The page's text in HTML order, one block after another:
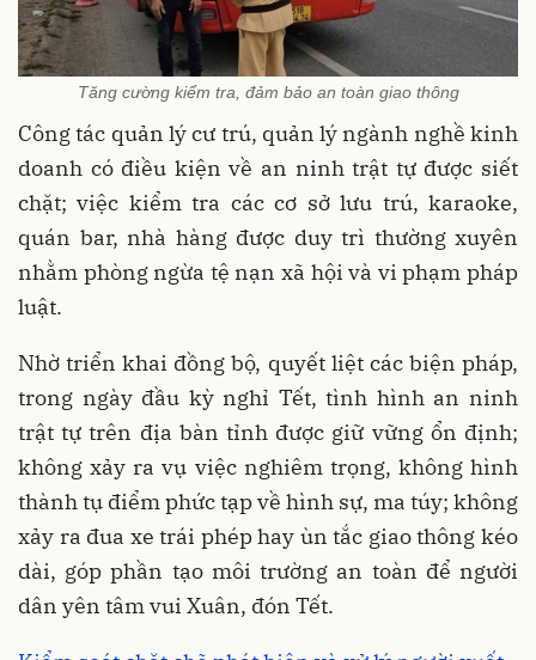
Tăng cường kiểm tra, đảm bảo an toàn giao thông
Công tác quản lý cư trú, quản lý ngành nghề kinh
doanh có điều kiện về an ninh trật tự được siết
chặt; việc kiểm tra các cơ sở lưu trú, karaoke,
quán bar, nhà hàng được duy trì thường xuyên
nhằm phòng ngừa tệ nạn xã hội và vi phạm pháp
luật.
Nhờ triển khai đồng bộ, quyết liệt các biện pháp,
trong ngày đầu kỳ nghỉ Tết, tình hình an ninh
trật tự trên địa bàn tỉnh được giữ vững ổn định;
không xảy ra vụ việc nghiêm trọng, không hình
thành tụ điểm phức tạp về hình sự, ma túy; không
xảy ra đua xe trái phép hay ùn tắc giao thông kéo
dài, góp phần tạo môi trường an toàn để người
dân yên tâm vui Xuân, đón Tết.